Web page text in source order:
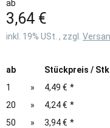
ab
3,64 €
inkl. 19% USt. , zzgl.
ab
Stückpreis / Stk
1
» 4,49 € *
20
» 4,24 € *
50
» 3,94 € *